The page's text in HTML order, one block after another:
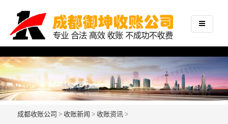
成都收账公司 > 收账新闻 > 收账资讯>